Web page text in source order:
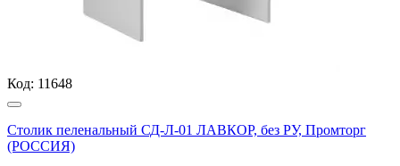
Код: 11648
Столик пеленальный СД-Л-01 ЛАВКОР, без РУ, Промторг
(РОССИЯ)